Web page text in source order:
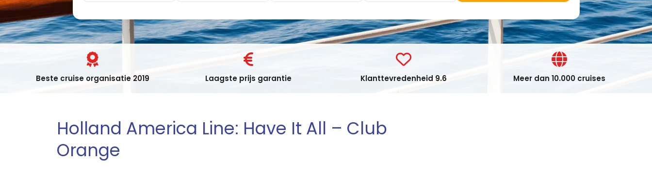
Beste cruise organisatie 2019 Laagste prijs garantie Klanttevredenheid 9.6 Meer dan 10.000 cruises
Holland America Line: Have It All – Club
Orange